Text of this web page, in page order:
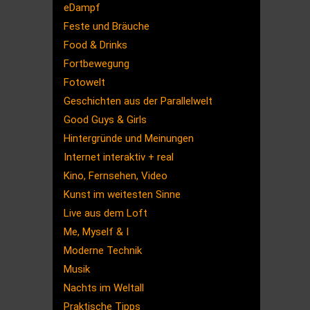
eDampf
Feste und Bräuche
Food & Drinks
Fortbewegung
Fotowelt
Geschichten aus der Parallelwelt
Good Guys & Girls
Hintergründe und Meinungen
Internet interaktiv + real
Kino, Fernsehen, Video
Kunst im weitesten Sinne
Live aus dem Loft
Me, Myself & I
Moderne Technik
Musik
Nachts im Weltall
Praktische Tipps